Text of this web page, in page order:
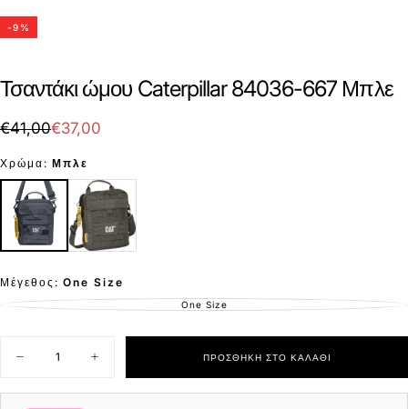
-9 %
Τσαντάκι ώμου Caterpillar 84036-667 Μπλε
€37,00
Τιμή
€41,00Τιμή
έκπτωση
€37,00
Χρώμα: Μπλε
Μέγεθος: One Size
One Size
ΕΚΤΌΣ
Μείωση
για
Αύξηση
ποσότητας
για
ΠΡΟΣΘΉΚΗ ΣΤΟ ΚΑΛΆΘΙ